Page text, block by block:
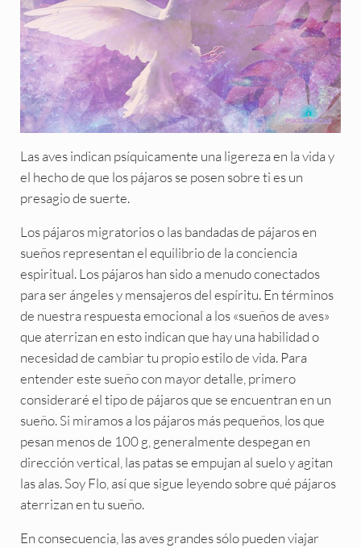
Las aves indican psíquicamente una ligereza en la vida y
el hecho de que los pájaros se posen sobre ti es un
presagio de suerte.
Los pájaros migratorios o las bandadas de pájaros en
sueños representan el equilibrio de la conciencia
espiritual. Los pájaros han sido a menudo conectados
para ser ángeles y mensajeros del espíritu. En términos
de nuestra respuesta emocional a los «sueños de aves»
que aterrizan en esto indican que hay una habilidad o
necesidad de cambiar tu propio estilo de vida. Para
entender este sueño con mayor detalle, primero
consideraré el tipo de pájaros que se encuentran en un
sueño. Si miramos a los pájaros más pequeños, los que
pesan menos de 100 g, generalmente despegan en
dirección vertical, las patas se empujan al suelo y agitan
las alas. Soy Flo, así que sigue leyendo sobre qué pájaros
aterrizan en tu sueño.
En consecuencia, las aves grandes sólo pueden viajar